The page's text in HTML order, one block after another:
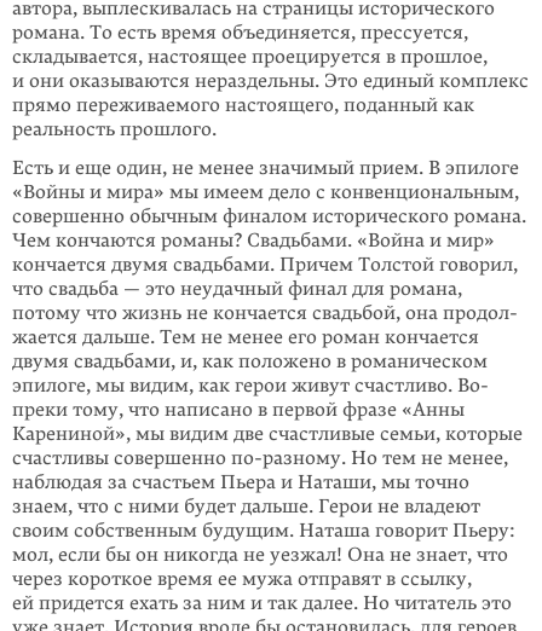
автора, выплескивалась на страницы исто­ри­че­ского
романа. То есть время объединяется, прессуется,
складывается, на­стоя­щее проеци­руется в прошлое,
и они оказываются нераздельны. Это единый комп­лекс
прямо переживаемого настоящего, поданный как
реальность прошлого.
Есть и еще один, не менее значимый прием. В эпилоге
«Войны и мира» мы име­ем дело с конвенциональным,
совершенно обычным финалом исто­рического романа.
Чем кончаются романы? Свадьбами. «Война и мир»
кон­чается двумя свадьбами. Причем Толстой говорил,
что свадьба — это неудач­ный финал для романа,
потому что жизнь не кончается свадьбой, она продол­
жается дальше. Тем не менее его роман кончается
двумя свадьбами, и, как по­ложено в романическом
эпилоге, мы видим, как герои живут счастливо. Во­
преки тому, что написано в первой фразе «Анны
Карениной», мы видим две счастливые семьи, которые
счастливы совершенно по-разному. Но тем не ме­нее,
наблюдая за счастьем Пьера и Наташи, мы точно
знаем, что с ними будет дальше. Герои не владеют
своим собственным будущим. Наташа говорит Пье­ру:
мол, если бы он никогда не уезжал! Она не знает, что
через короткое время ее мужа отправят в ссылку,
ей придется ехать за ним и так далее. Но читатель это